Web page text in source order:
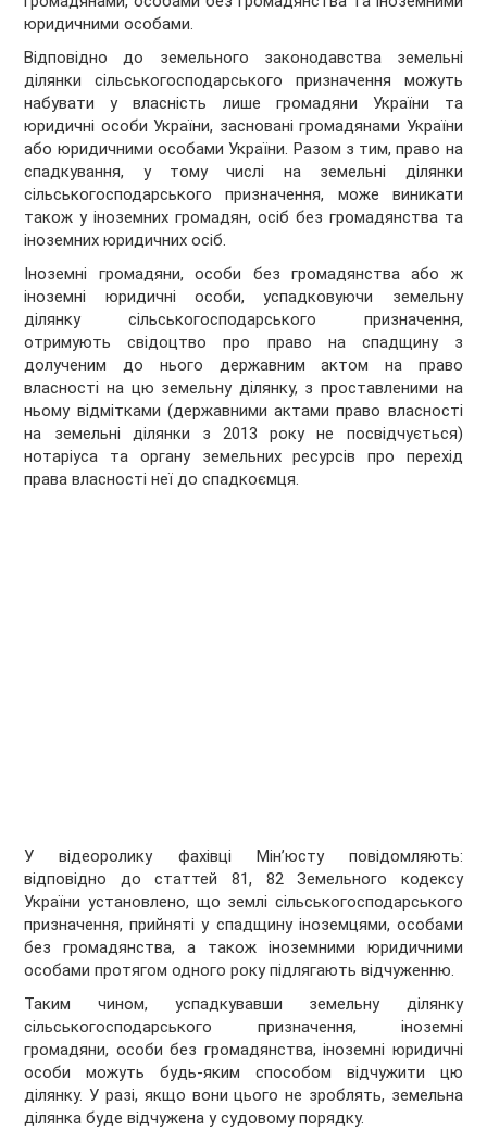
юридичними особами.
Відповідно до земельного законодавства земельні
ділянки сільськогосподарського призначення можуть
набувати у власність лише громадяни України та
юридичні особи України, засновані громадянами України
або юридичними особами України. Разом з тим, право на
спадкування, у тому числі на земельні ділянки
сільськогосподарського призначення, може виникати
також у іноземних громадян, осіб без громадянства та
іноземних юридичних осіб.
Іноземні громадяни, особи без громадянства або ж
іноземні юридичні особи, успадковуючи земельну
ділянку сільськогосподарського призначення,
отримують свідоцтво про право на спадщину з
долученим до нього державним актом на право
власності на цю земельну ділянку, з проставленими на
ньому відмітками (державними актами право власності
на земельні ділянки з 2013 року не посвідчується)
нотаріуса та органу земельних ресурсів про перехід
права власності неї до спадкоємця.
У відеоролику фахівці Мін’юсту повідомляють:
відповідно до статтей 81, 82 Земельного кодексу
України установлено, що землі сільськогосподарського
призначення, прийняті у спадщину іноземцями, особами
без громадянства, а також іноземними юридичними
особами протягом одного року підлягають відчуженню.
Таким чином, успадкувавши земельну ділянку
сільськогосподарського призначення, іноземні
громадяни, особи без громадянства, іноземні юридичні
особи можуть будь-яким способом відчужити цю
ділянку. У разі, якщо вони цього не зроблять, земельна
ділянка буде відчужена у судовому порядку.